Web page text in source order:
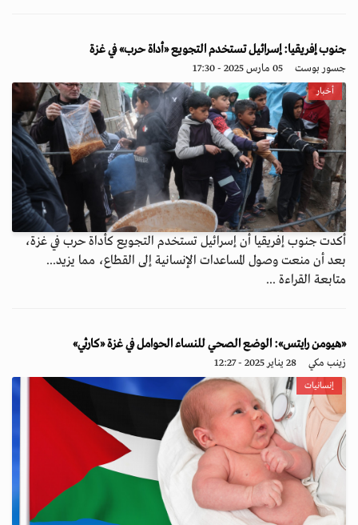
جنوب إفريقيا: إسرائيل تستخدم التجويع «أداة حرب» في غزة
جسور بوست 05 مارس 2025 - 17:30
أخبار
أكدت جنوب إفريقيا أن إسرائيل تستخدم التجويع كأداة حرب في غزة،
بعد أن منعت وصول المساعدات الإنسانية إلى القطاع، مما يزيد...
متابعة القراءة ...
«هيومن رايتس»: الوضع الصحي للنساء الحوامل في غزة «كارثي»
زينب مكي 28 يناير 2025 - 12:27
إنسانيات